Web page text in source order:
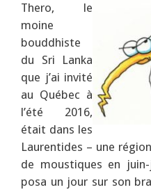
Thero, le
moine
bouddhiste
du Sri Lanka
que j’ai invité
au Québec à
l’été 2016,
était dans les
Laurentides – une
de moustiques en
posa un jour sur son